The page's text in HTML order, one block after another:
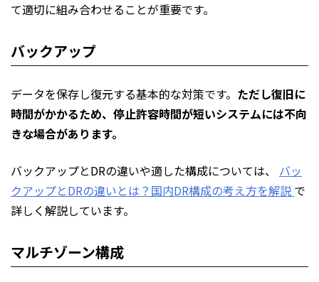
て適切に組み合わせることが重要です。
バックアップ
データを保存し復元する基本的な対策です。 ただし復旧に
時間がかかるため、停止許容時間が短いシステムには不向
きな場合があります。
バックアップとDRの違いや適した構成については、 バッ
クアップとDRの違いとは？国内DR構成の考え方を解説 で
詳しく解説しています。
マルチゾーン構成